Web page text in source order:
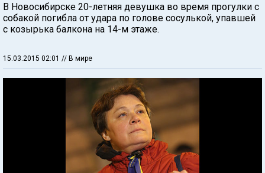
В Новосибирске 20-летняя девушка во время прогулки с
собакой погибла от удара по голове сосулькой, упавшей
с козырька балкона на 14-м этаже.
15.03.2015 02:01 // В мире